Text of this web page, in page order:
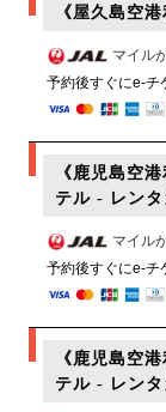
《屋久島空
マイル
予約後すぐにe-チ
《鹿児島空
テル - レンタ
マイル
予約後すぐにe-チ
《鹿児島空
テル - レン